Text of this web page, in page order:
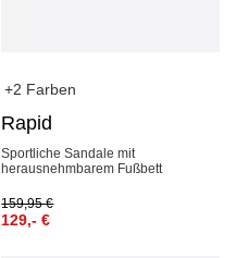
+2 Farben
Rapid
Sportliche Sandale mit
herausnehmbarem Fußbett
159,95€
129,-€